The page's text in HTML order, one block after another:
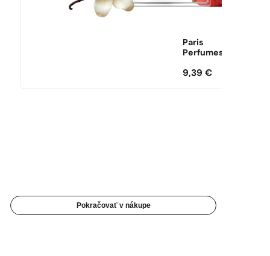
Paris
Perfumes
9,39€
Pokračovať v nákupe